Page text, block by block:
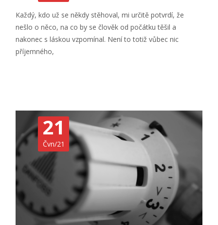
Každý, kdo už se někdy stěhoval, mi určitě potvrdí, že
nešlo o něco, na co by se člověk od počátku těšil a
nakonec s láskou vzpomínal. Není to totiž vůbec nic
příjemného,
21
Čvn/21